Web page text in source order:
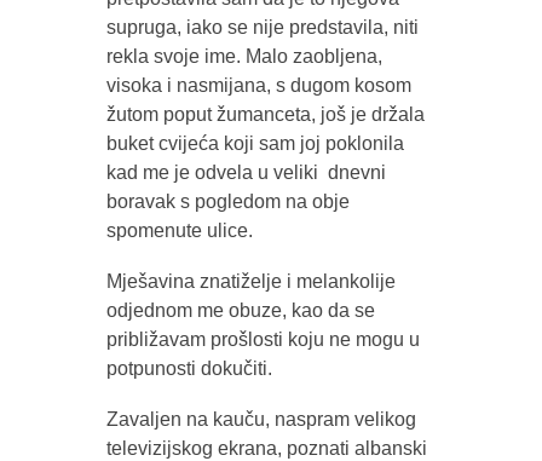
supruga, iako se nije predstavila, niti
rekla svoje ime. Malo zaobljena,
visoka i nasmijana, s dugom kosom
žutom poput žumanceta, još je držala
buket cvijeća koji sam joj poklonila
kad me je odvela u veliki dnevni
boravak s pogledom na obje
spomenute ulice.
Mješavina znatiželje i melankolije
odjednom me obuze, kao da se
približavam prošlosti koju ne mogu u
potpunosti dokučiti.
Zavaljen na kauču, naspram velikog
televizijskog ekrana, poznati albanski